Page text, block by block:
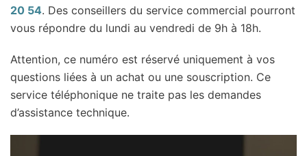
20 54. Des conseillers du service commercial pourront
vous répondre du lundi au vendredi de 9h à 18h.
Attention, ce numéro est réservé uniquement à vos
questions liées à un achat ou une souscription. Ce
service téléphonique ne traite pas les demandes
d’assistance technique.